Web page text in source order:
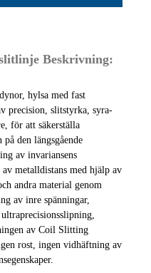
Beskrivning:
hylsa med fast
precision, slitstyrka, syra-
för att säkerställa
den längsgående
av invariansens
metalldistans med hjälp av
andra material genom
av inre spänningar,
av Coil Slitting
rost, ingen vidhäftning av